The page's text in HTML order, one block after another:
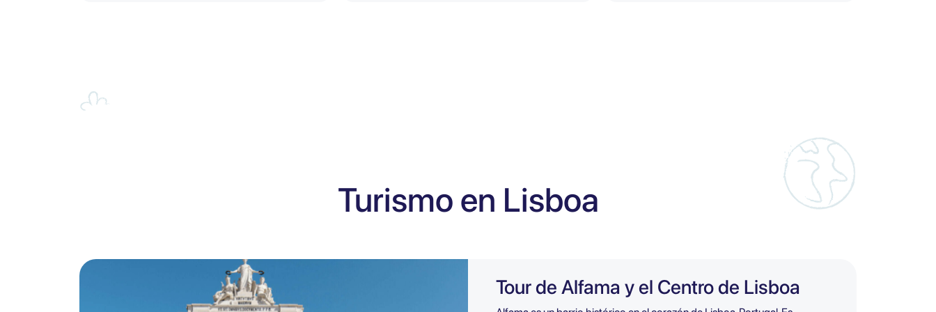
Turismo en Lisboa
Tour de Alfama y el Centro de Lisboa